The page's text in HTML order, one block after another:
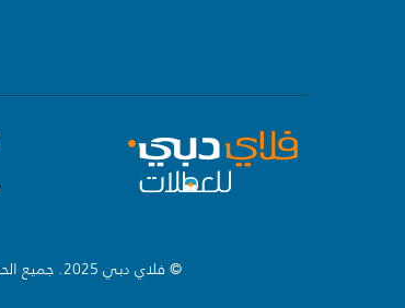
© فلاي دبي 2025. جميع الحقوق محفوظة.